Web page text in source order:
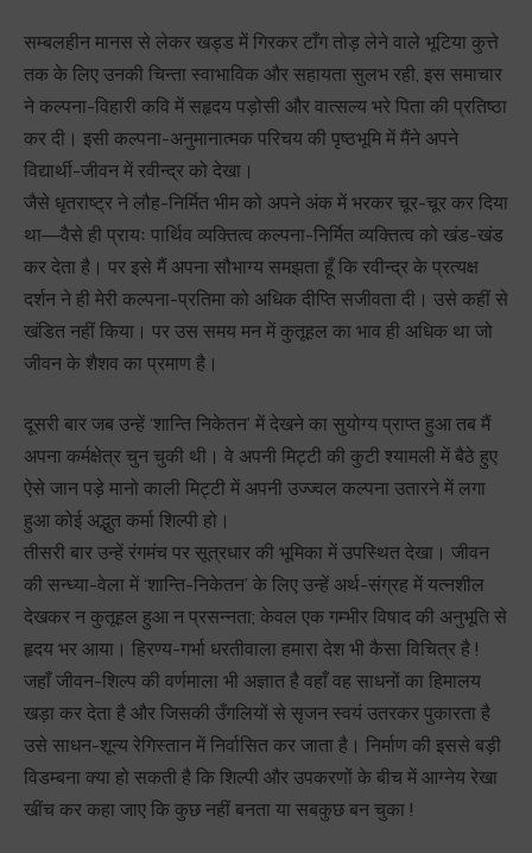
सम्बलहीन मानस से लेकर खड्ड में गिरकर टाँग तोड़ लेने वाले भूटिया कुत्ते
तक के लिए उनकी चिन्ता स्वाभाविक और सहायता सुलभ रही, इस समाचार
ने कल्पना-विहारी कवि में सहृदय पड़ोसी और वात्सल्य भरे पिता की प्रतिष्ठा
कर दी। इसी कल्पना-अनुमानात्मक परिचय की पृष्ठभूमि में मैंने अपने
विद्यार्थी-जीवन में रवीन्द्र को देखा।
जैसे धृतराष्ट्र ने लौह-निर्मित भीम को अपने अंक में भरकर चूर-चूर कर दिया
था—वैसे ही प्रायः पार्थिव व्यक्तित्व कल्पना-निर्मित व्यक्तित्व को खंड-खंड
कर देता है। पर इसे मैं अपना सौभाग्य समझता हूँ कि रवीन्द्र के प्रत्यक्ष
दर्शन ने ही मेरी कल्पना-प्रतिमा को अधिक दीप्ति सजीवता दी। उसे कहीं से
खंडित नहीं किया। पर उस समय मन में कुतूहल का भाव ही अधिक था जो
जीवन के शैशव का प्रमाण है।
दूसरी बार जब उन्हें ‘शान्ति निकेतन’ में देखने का सुयोग्य प्राप्त हुआ तब मैं
अपना कर्मक्षेत्र चुन चुकी थी। वे अपनी मिट्टी की कुटी श्यामली में बैठे हुए
ऐसे जान पड़े मानो काली मिट्टी में अपनी उज्ज्वल कल्पना उतारने में लगा
हुआ कोई अद्भुत कर्मा शिल्पी हो।
तीसरी बार उन्हें रंगमंच पर सूत्रधार की भूमिका में उपस्थित देखा। जीवन
की सन्ध्या-वेला में ‘शान्ति-निकेतन’ के लिए उन्हें अर्थ-संग्रह में यत्नशील
देखकर न कुतूहल हुआ न प्रसन्नता; केवल एक गम्भीर विषाद की अनुभूति से
हृदय भर आया। हिरण्य-गर्भा धरतीवाला हमारा देश भी कैसा विचित्र है !
जहाँ जीवन-शिल्प की वर्णमाला भी अज्ञात है वहाँ वह साधनों का हिमालय
खड़ा कर देता है और जिसकी उँगलियों से सृजन स्वयं उतरकर पुकारता है
उसे साधन-शून्य रेगिस्तान में निर्वासित कर जाता है। निर्माण की इससे बड़ी
विडम्बना क्या हो सकती है कि शिल्पी और उपकरणों के बीच में आग्नेय रेखा
खींच कर कहा जाए कि कुछ नहीं बनता या सबकुछ बन चुका !